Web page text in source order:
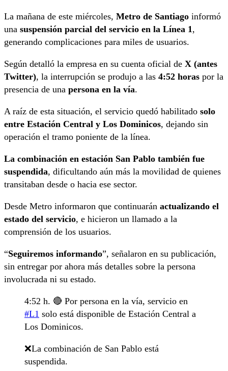
La mañana de este miércoles, Metro de Santiago informó
una suspensión parcial del servicio en la Línea 1 ,
generando complicaciones para miles de usuarios.
Según detalló la empresa en su cuenta oficial de X (antes
Twitter), la interrupción se produjo a las 4:52 horas por la
presencia de una persona en la vía.
A raíz de esta situación, el servicio quedó habilitado solo
entre Estación Central y Los Dominicos, dejando sin
operación el tramo poniente de la línea.
La combinación en estación San Pablo también fue
suspendida, dificultando aún más la movilidad de quienes
transitaban desde o hacia ese sector.
Desde Metro informaron que continuarán actualizando el
estado del servicio, e hicieron un llamado a la
comprensión de los usuarios.
“Seguiremos informando”, señalaron en su publicación,
sin entregar por ahora más detalles sobre la persona
involucrada ni su estado.
4:52 h. 🔴 Por persona en la vía, servicio en
#L1 solo está disponible de Estación Central a
Los Dominicos.
❌La combinación de San Pablo está
suspendida.